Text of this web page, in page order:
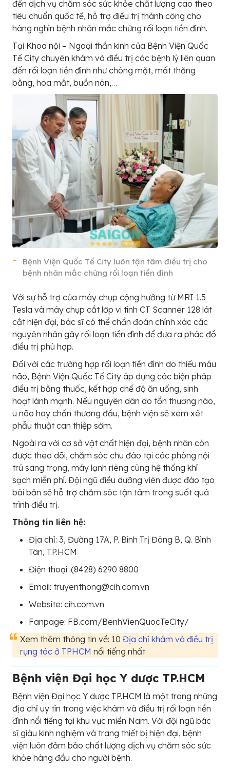
đến dịch vụ chăm sóc sức khỏe chất lượng cao theo
tiêu chuẩn quốc tế, hỗ trợ điều trị thành công cho
hàng nghìn bệnh nhân mắc chứng rối loạn tiền đình.
Tại Khoa nội – Ngoại thần kinh của Bệnh Viện Quốc
Tế City chuyên khám và điều trị các bệnh lý liên quan
đến rối loạn tiền đình như chóng mặt, mất thăng
bằng, hoa mắt, buồn nôn,…
Bệnh Viện Quốc Tế City luôn tận tâm điều trị cho
bệnh nhân mắc chứng rối loạn tiền đình
Với sự hỗ trợ của máy chụp cộng hưởng từ MRI 1.5
Tesla và máy chụp cắt lớp vi tính CT Scanner 128 lát
cắt hiện đại, bác sĩ có thể chẩn đoán chính xác các
nguyên nhân gây rối loạn tiền đình để đưa ra phác đồ
điều trị phù hợp.
Đối với các trường hợp rối loạn tiền đình do thiếu máu
não, Bệnh Viện Quốc Tế City áp dụng các biện pháp
điều trị bằng thuốc, kết hợp chế độ ăn uống, sinh
hoạt lành mạnh. Nếu nguyên dân do tổn thương não,
u não hay chấn thương đầu, bệnh viện sẽ xem xét
phẫu thuật can thiệp sớm.
Ngoài ra với cơ sở vật chất hiện đại, bệnh nhân còn
được theo dõi, chăm sóc chu đáo tại các phòng nội
trú sang trọng, máy lạnh riêng cùng hệ thống khí
sạch miễn phí. Đội ngũ điều dưỡng viên được đào tạo
bài bản sẽ hỗ trợ chăm sóc tận tâm trong suốt quá
trình điều trị.
Thông tin liên hệ:
Địa chỉ: 3, Đường 17A, P. Bình Trị Đông B, Q. Bình
Tân, TP.HCM
Điện thoại: (8428) 6290 8800
Email: truyenthong@cih.com.vn
Website: cih.com.vn
Fanpage: FB.com/BenhVienQuocTeCity/
Xem thêm thông tin về: 10 Địa chỉ khám và điều trị
rụng tóc ở TPHCM nổi tiếng nhất
Bệnh viện Đại học Y dược TP.HCM
Bệnh viện Đại học Y dược TP.HCM là một trong những
địa chỉ uy tín trong việc khám và điều trị rối loạn tiền
đình nổi tiếng tại khu vực miền Nam. Với đội ngũ bác
sĩ giàu kinh nghiệm và trang thiết bị hiện đại, bệnh
viện luôn đảm bảo chất lượng dịch vụ chăm sóc sức
khỏe hàng đầu cho người bệnh.